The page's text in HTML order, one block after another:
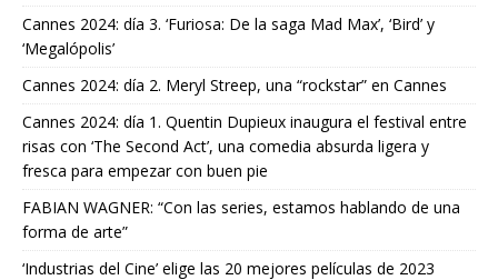
Cannes 2024: día 3. ‘Furiosa: De la saga Mad Max’, ‘Bird’ y
‘Megalópolis’
Cannes 2024: día 2. Meryl Streep, una “rockstar” en Cannes
Cannes 2024: día 1. Quentin Dupieux inaugura el festival entre
risas con ‘The Second Act’, una comedia absurda ligera y
fresca para empezar con buen pie
FABIAN WAGNER: “Con las series, estamos hablando de una
forma de arte”
‘Industrias del Cine’ elige las 20 mejores películas de 2023